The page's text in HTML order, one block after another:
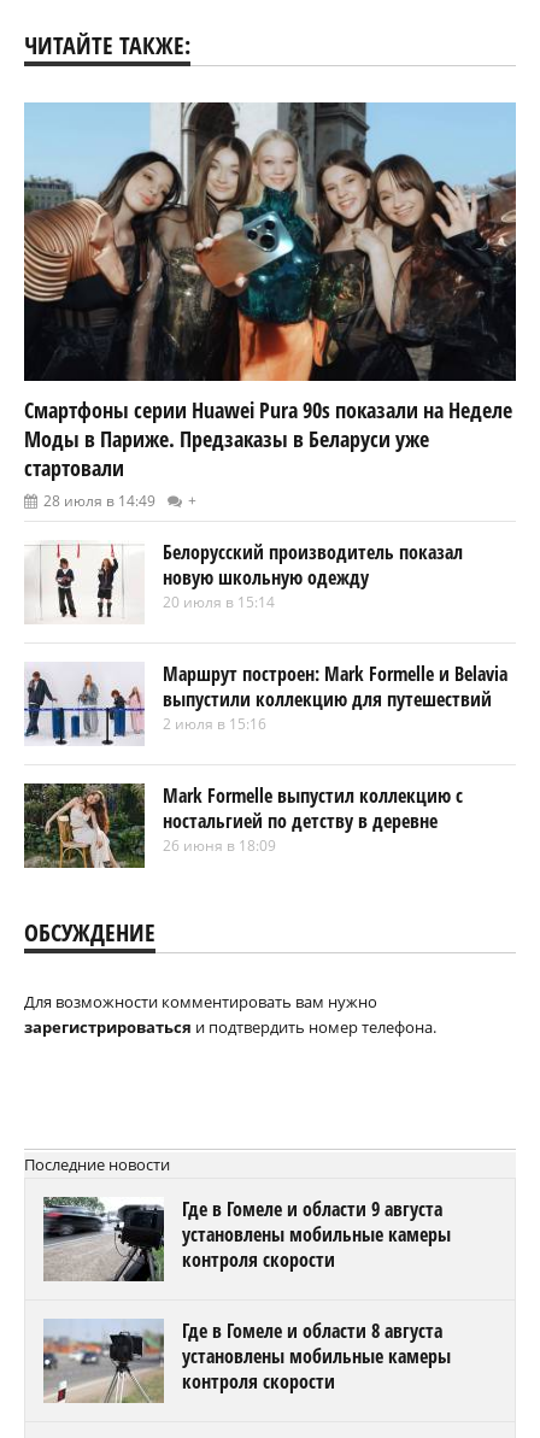
ЧИТАЙТЕ ТАКЖЕ:
Смартфоны серии Huawei Pura 90s показали на Неделе
Моды в Париже. Предзаказы в Беларуси уже
стартовали
28 июля в 14:49 +
Белорусский производитель показал
новую школьную одежду
20 июля в 15:14
Маршрут построен: Mark Formelle и Belavia
выпустили коллекцию для путешествий
2 июля в 15:16
Mark Formelle выпустил коллекцию с
ностальгией по детству в деревне
26 июня в 18:09
ОБСУЖДЕНИЕ
Для возможности комментировать вам нужно
зарегистрироваться и подтвердить номер телефона.
Последние новости
Где в Гомеле и области 9 августа
установлены мобильные камеры
контроля скорости
Где в Гомеле и области 8 августа
установлены мобильные камеры
контроля скорости